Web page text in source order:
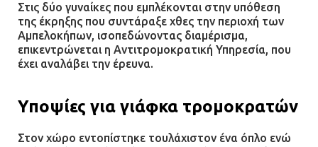
Στις δύο γυναίκες που εμπλέκονται στην υπόθεση
της έκρηξης που συντάραξε χθες την περιοχή των
Αμπελοκήπων, ισοπεδώνοντας διαμέρισμα,
επικεντρώνεται η Αντιτρομοκρατική Υπηρεσία, που
έχει αναλάβει την έρευνα.
Υποψίες για γιάφκα τρομοκρατών
Στον χώρο εντοπίστηκε τουλάχιστον ένα όπλο ενώ